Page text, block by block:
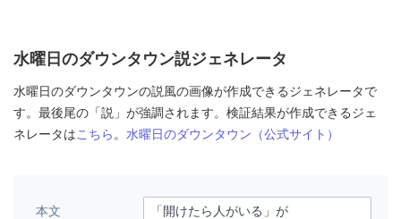
水曜日のダウンタウン説ジェネレータ
水曜日のダウンタウンの説風の画像が作成できるジェネレータで
す。最後尾の「説」が強調されます。検証結果が作成できるジェ
ネレータはこちら 。 水曜日のダウンタウン（公式サイト）
本文